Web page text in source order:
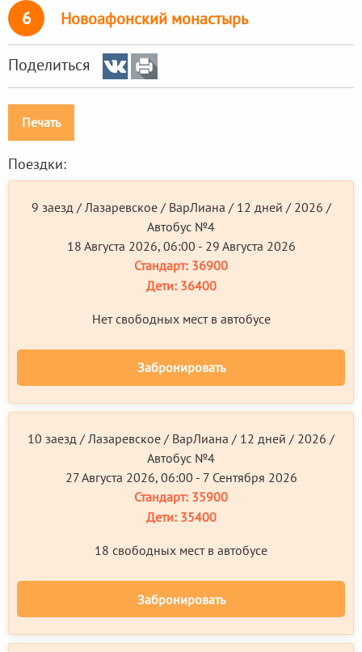
6 Новоафонский монастырь
Поделиться
Печать
Поездки:
9 заезд / Лазаревское / ВарЛиана / 12 дней / 2026 /
Автобус №4
18 Августа 2026, 06:00 - 29 Августа 2026
Стандарт: 36900
Дети:36400
Нет свободных мест в автобусе
Забронировать
10 заезд / Лазаревское / ВарЛиана / 12 дней / 2026 /
Автобус №4
27 Августа 2026, 06:00 - 7 Сентября 2026
Стандарт: 35900
Дети:35400
18 свободных мест в автобусе
Забронировать